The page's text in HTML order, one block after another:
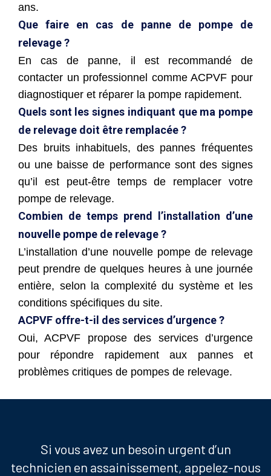
ans.
Que faire en cas de panne de pompe de
relevage ?
En cas de panne, il est recommandé de
contacter un professionnel comme ACPVF pour
diagnostiquer et réparer la pompe rapidement.
Quels sont les signes indiquant que ma pompe
de relevage doit être remplacée ?
Des bruits inhabituels, des pannes fréquentes
ou une baisse de performance sont des signes
qu’il est peut-être temps de remplacer votre
pompe de relevage.
Combien de temps prend l’installation d’une
nouvelle pompe de relevage ?
L’installation d’une nouvelle pompe de relevage
peut prendre de quelques heures à une journée
entière, selon la complexité du système et les
conditions spécifiques du site.
ACPVF offre-t-il des services d’urgence ?
Oui, ACPVF propose des services d’urgence
pour répondre rapidement aux pannes et
problèmes critiques de pompes de relevage.
Si vous avez un besoin urgent d’un
technicien en assainissement, appelez-nous